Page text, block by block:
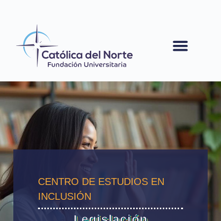
CENTRO DE ESTUDIOS EN
INCLUSIÓN